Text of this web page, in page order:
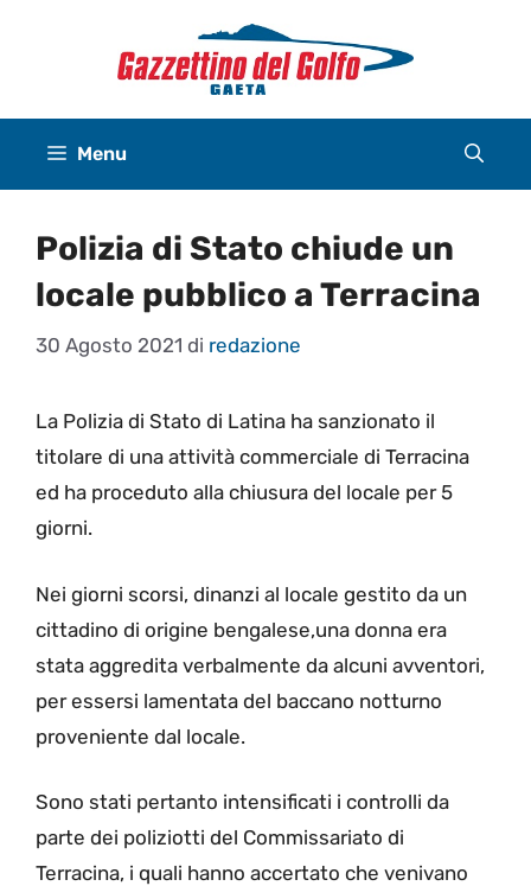
Menu
Polizia di Stato chiude un
locale pubblico a Terracina
30 Agosto 2021 di redazione
La Polizia di Stato di Latina ha sanzionato il
titolare di una attività commerciale di Terracina
ed ha proceduto alla chiusura del locale per 5
giorni.
Nei giorni scorsi, dinanzi al locale gestito da un
cittadino di origine bengalese,una donna era
stata aggredita verbalmente da alcuni avventori,
per essersi lamentata del baccano notturno
proveniente dal locale.
Sono stati pertanto intensificati i controlli da
parte dei poliziotti del Commissariato di
Terracina, i quali hanno accertato che venivano